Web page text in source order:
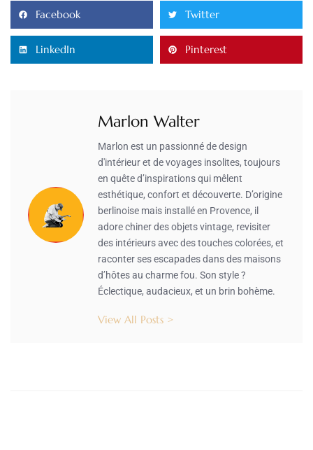
Facebook Twitter
LinkedIn Pinterest
Marlon Walter
Marlon est un passionné de design
d'intérieur et de voyages insolites, toujours
en quête d’inspirations qui mêlent
esthétique, confort et découverte. D’origine
berlinoise mais installé en Provence, il
adore chiner des objets vintage, revisiter
des intérieurs avec des touches colorées, et
raconter ses escapades dans des maisons
d’hôtes au charme fou. Son style ?
Éclectique, audacieux, et un brin bohème.
View All Posts >